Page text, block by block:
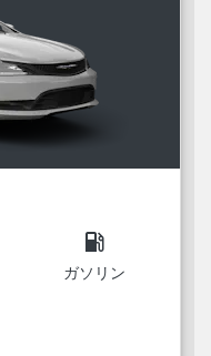
local_gas_station
ガソリン